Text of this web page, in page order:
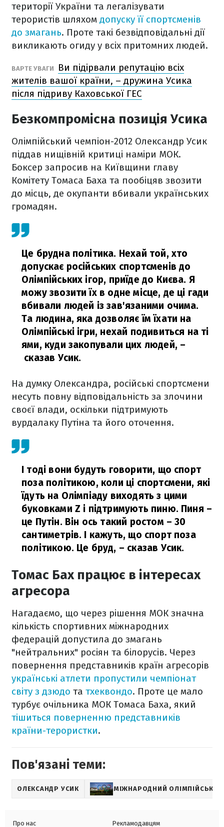
території України та легалізувати
терористів шляхом допуску її спортсменів
до змагань. Проте такі безвідповідальні дії
викликають огиду у всіх притомних людей.
ВАРТЕ УВАГИ
Ви підірвали репутацію всіх
жителів вашої країни, – дружина Усика
після підриву Каховської ГЕС
Безкомпромісна позиція Усика
Олімпійський чемпіон-2012 Олександр Усик
піддав нищівній критиці наміри МОК.
Боксер запросив на Київщини главу
Комітету Томаса Баха та пообіцяв звозити
до місць, де окупанти вбивали українських
громадян.
Це брудна політика. Нехай той, хто
допускає російських спортсменів до
Олімпійських ігор, приїде до Києва. Я
можу звозити їх в одне місце, де ці гади
вбивали людей із зав'язаними очима.
Та людина, яка дозволяє їм їхати на
Олімпійські ігри, нехай подивиться на ті
ями, куди закопували цих людей, –
сказав Усик.
На думку Олександра, російські спортсмени
несуть повну відповідальність за злочини
своєї влади, оскільки підтримують
вурдалаку Путіна та його оточення.
І тоді вони будуть говорити, що спорт
поза політикою, коли ці спортсмени, які
їдуть на Олімпіаду виходять з цими
буковками Z і підтримують пиню. Пиня –
це Путін. Він ось такий ростом – 30
сантиметрів. І кажуть, що спорт поза
політикою. Це бруд, – сказав Усик.
Томас Бах працює в інтересах
агресора
Нагадаємо, що через рішення МОК значна
кількість спортивних міжнародних
федерацій допустила до змагань
"нейтральних" росіян та білорусів. Через
повернення представників країн агресорів
українські атлети пропустили чемпіонат
світу з дзюдо та тхеквондо. Проте це мало
турбує очільника МОК Томаса Баха, який
тішиться поверненню представників
країни-терористки.
Пов'язані теми:
ОЛЕКСАНДР УСИК МІЖНАРОДНИЙ ОЛІМПІЙСЬКИЙ
Про нас
Рекламодавцям